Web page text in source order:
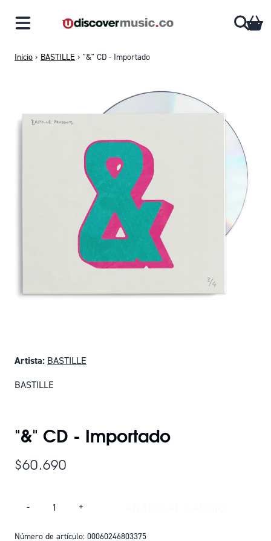
Inicio › BASTILLE › "&" CD - Importado
Artista: BASTILLE
BASTILLE
"&" CD - Importado
$60.690
- +
Número de artículo: 00060246803375